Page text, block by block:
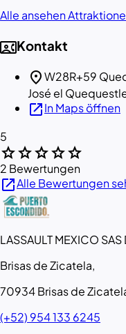
Alle ansehen
contact_phoneKontakt
location_onW28R+59
José el
open_in_newIn Maps öffnen
5
starstarstarstarstar
2 Bewertungen
open_in_newAlle Bewertungen
LASSAULT MEXICO SAS
Brisas de Zicatela,
70934 Brisas de
(+52) 954 133 6245